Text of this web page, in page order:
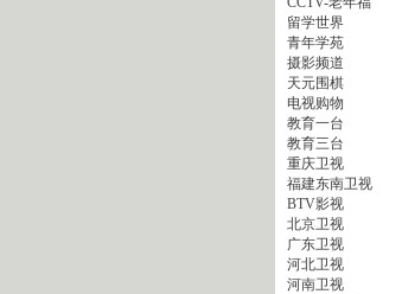
留学世界
青年学苑
摄影频道
天元围棋
电视购物
教育一台
教育三台
重庆卫视
福建东南卫视
BTV影视
北京卫视
广东卫视
河北卫视
河南卫视